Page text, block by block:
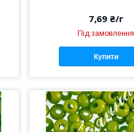
7,69 ₴/г
Під замовлення
Купити